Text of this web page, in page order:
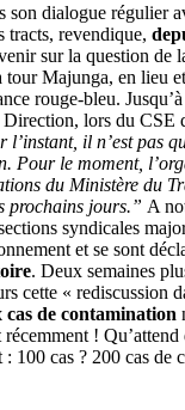
son dialogue régulier
tracts, revendique,
sur la question de
tour Majunga, en lieu
rouge-bleu.
lors du CSE
l’instant, il n’est pas
Pour le moment,
du Ministère du
prochains jours.” A
syndicales
et se sont
. Deux semaines
cette « rediscussion
cas de contamination
récemment !
100 cas ? 200 cas de